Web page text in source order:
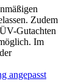
Zudem
Gutachten
Im
angepasst